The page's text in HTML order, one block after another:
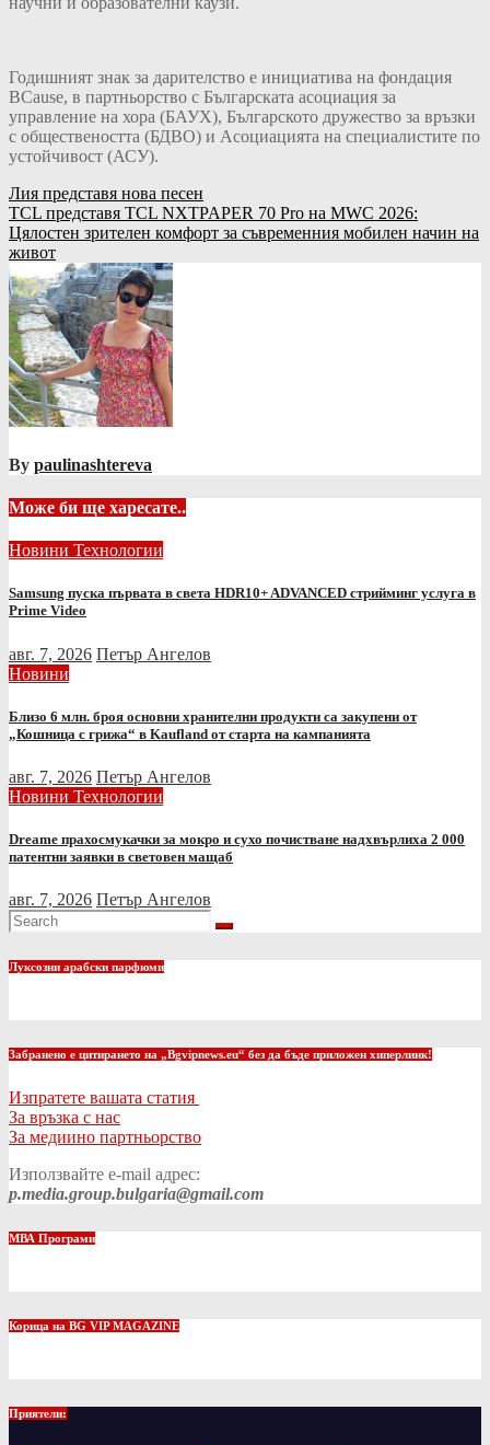
Годишният знак за дарителство е инициатива на фондация
BCause, в партньорство с Българската асоциация за
управление на хора (БАУХ), Българското дружество за връзки
с обществеността (БДВО) и Асоциацията на специалистите по
устойчивост (АСУ).
Навигация
Лия представя нова песен
TCL представя TCL NXTPAPER 70 Pro на MWC 2026:
Цялостен зрителен комфорт за съвременния мобилен начин на
живот
By paulinashtereva
Може би ще харесате..
Новини Технологии
Samsung пуска първата в света HDR10+ ADVANCED стрийминг услуга в
Prime Video
авг. 7, 2026 Петър Ангелов
Новини
Близо 6 млн. броя основни хранителни продукти са закупени от
„Кошница с грижа“ в Kaufland от старта на кампанията
авг. 7, 2026 Петър Ангелов
Новини Технологии
Dreame прахосмукачки за мокро и сухо почистване надхвърлиха 2 000
патентни заявки в световен мащаб
авг. 7, 2026 Петър Ангелов
Луксозни арабски парфюми
Забранено е цитирането на „Bgvipnews.eu“ без да бъде приложен хиперлинк!
Изпратете вашата статия
За връзка с нас
За медиино партньорство
Използвайте e-mail адрес:
p.media.group.bulgaria@gmail.com
МВА Програми
Корица на BG VIP MAGAZINE
Приятели: